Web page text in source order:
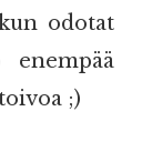
odotat
;)